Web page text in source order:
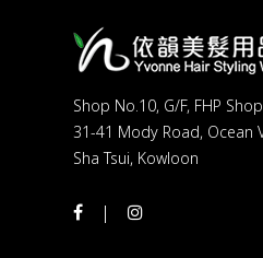
Shop No.10, G/F, FHP
31-41 Mody Road, Ocean
Sha Tsui, Kowloon